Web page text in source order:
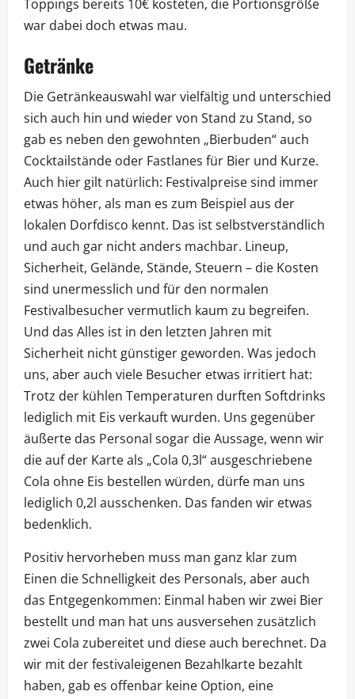
Toppings bereits 10€ kosteten, die Portionsgröße
war dabei doch etwas mau.
Getränke
Die Getränkeauswahl war vielfältig und unterschied
sich auch hin und wieder von Stand zu Stand, so
gab es neben den gewohnten „Bierbuden“ auch
Cocktailstände oder Fastlanes für Bier und Kurze.
Auch hier gilt natürlich: Festivalpreise sind immer
etwas höher, als man es zum Beispiel aus der
lokalen Dorfdisco kennt. Das ist selbstverständlich
und auch gar nicht anders machbar. Lineup,
Sicherheit, Gelände, Stände, Steuern – die Kosten
sind unermesslich und für den normalen
Festivalbesucher vermutlich kaum zu begreifen.
Und das Alles ist in den letzten Jahren mit
Sicherheit nicht günstiger geworden. Was jedoch
uns, aber auch viele Besucher etwas irritiert hat:
Trotz der kühlen Temperaturen durften Softdrinks
lediglich mit Eis verkauft wurden. Uns gegenüber
äußerte das Personal sogar die Aussage, wenn wir
die auf der Karte als „Cola 0,3l“ ausgeschriebene
Cola ohne Eis bestellen würden, dürfe man uns
lediglich 0,2l ausschenken. Das fanden wir etwas
bedenklich.
Positiv hervorheben muss man ganz klar zum
Einen die Schnelligkeit des Personals, aber auch
das Entgegenkommen: Einmal haben wir zwei Bier
bestellt und man hat uns ausversehen zusätzlich
zwei Cola zubereitet und diese auch berechnet. Da
wir mit der festivaleigenen Bezahlkarte bezahlt
haben, gab es offenbar keine Option, eine